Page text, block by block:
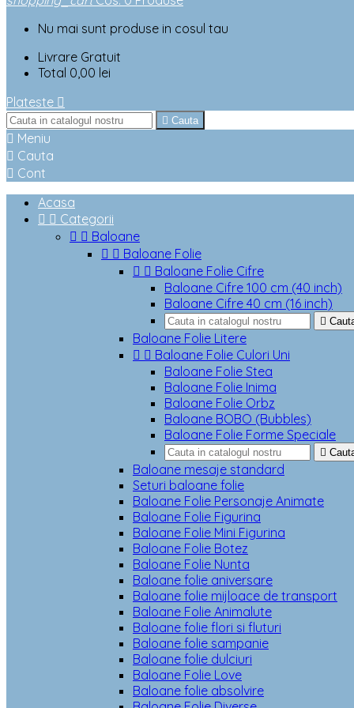
Nu mai sunt produse in cosul tau
Livrare Gratuit
Total 0,00 lei
Plateste 
 Cauta
 Meniu
 Cauta
 Cont
Acasa
  Categorii
  Baloane
  Baloane Folie
  Baloane Folie Cifre
Baloane Cifre 100 cm (40 inch)
Baloane Cifre 40 cm (16 inch)

Baloane Folie Litere
  Baloane Folie Culori Uni
Baloane Folie Stea
Baloane Folie Inima
Baloane Folie Orbz
Baloane BOBO (Bubbles)
Baloane Folie Forme Speciale

Baloane mesaje standard
Seturi baloane folie
Baloane Folie Personaje Animate
Baloane Folie Figurina
Baloane Folie Mini Figurina
Baloane Folie Botez
Baloane Folie Nunta
Baloane folie aniversare
Baloane folie mijloace de transport
Baloane Folie Animalute
Baloane folie flori si fluturi
Baloane folie sampanie
Baloane folie dulciuri
Baloane Folie Love
Baloane folie absolvire